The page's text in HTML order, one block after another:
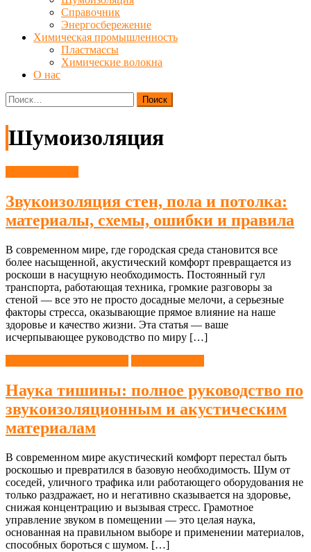
Справочник
Энергосбережение
Химическая промышленность
Пластмассы
Химические волокна
О нас
Найти:
Шумоизоляция
Звукоизоляция стен, пола и потолка:
материалы, схемы, ошибки и правила
В современном мире, где городская среда становится все
более насыщенной, акустический комфорт превращается из
роскоши в насущную необходимость. Постоянный гул
транспорта, работающая техника, громкие разговоры за
стеной — все это не просто досадные мелочи, а серьезные
факторы стресса, оказывающие прямое влияние на наше
здоровье и качество жизни. Эта статья — ваше
исчерпывающее руководство по миру […]
Наука тишины: полное руководство по
звукоизоляционным и акустическим
материалам
В современном мире акустический комфорт перестал быть
роскошью и превратился в базовую необходимость. Шум от
соседей, уличного трафика или работающего оборудования не
только раздражает, но и негативно сказывается на здоровье,
снижая концентрацию и вызывая стресс. Грамотное
управление звуком в помещении — это целая наука,
основанная на правильном выборе и применении материалов,
способных бороться с шумом. […]